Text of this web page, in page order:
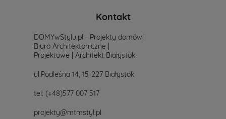
Kontakt
DOMYwStylu.pl - Projekty domów |
Biuro Architektoniczne |
Projektowe | Architekt Białystok
ul.Podleśna 14, 15-227 Białystok
tel: (+48)577 007 517
projekty@mtmstyl.pl